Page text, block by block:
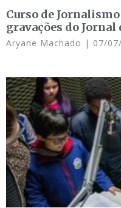
Curso de
gravações do Jornal
Aryane Machado 07/